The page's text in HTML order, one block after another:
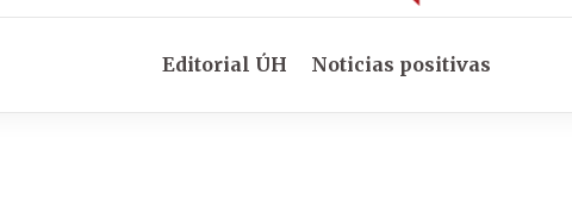
Editorial ÚH Noticias positivas